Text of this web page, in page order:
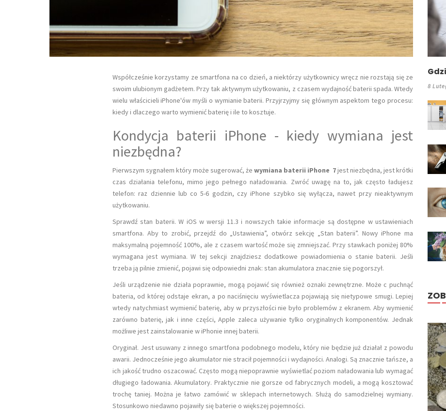
Współcześnie korzystamy ze smartfona na co dzień, a niektórzy użytkownicy wręcz nie rozstają się ze
swoim ulubionym gadżetem. Przy tak aktywnym użytkowaniu, z czasem wydajność baterii spada. Wtedy
wielu właścicieli iPhone'ów myśli o wymianie baterii. Przyjrzyjmy się głównym aspektom tego procesu:
kiedy i dlaczego warto wymienić baterię i ile to kosztuje.
Kondycja baterii iPhone - kiedy wymiana jest
niezbędna?
Pierwszym sygnałem który może sugerować, że wymiana baterii iPhone 7jest niezbędna, jest krótki
czas działania telefonu, mimo jego pełnego naładowania. Zwróć uwagę na to, jak często ładujesz
telefon: raz dziennie lub co 5-6 godzin, czy iPhone szybko się wyłącza, nawet przy nieaktywnym
użytkowaniu.
Sprawdź stan baterii. W iOS w wersji 11.3 i nowszych takie informacje są dostępne w ustawieniach
smartfona. Aby to zrobić, przejdź do „Ustawienia”, otwórz sekcję „Stan baterii”. Nowy iPhone ma
maksymalną pojemność 100%, ale z czasem wartość może się zmniejszać. Przy stawkach poniżej 80%
wymagana jest wymiana. W tej sekcji znajdziesz dodatkowe powiadomienia o stanie baterii. Jeśli
trzeba ją pilnie zmienić, pojawi się odpowiedni znak: stan akumulatora znacznie się pogorszył.
Jeśli urządzenie nie działa poprawnie, mogą pojawić się również oznaki zewnętrzne. Może c puchnąć
bateria, od której odstaje ekran, a po naciśnięciu wyświetlacza pojawiają się nietypowe smugi. Lepiej
wtedy natychmiast wymienić baterię, aby w przyszłości nie było problemów z ekranem. Aby wymienić
zarówno baterię, jak i inne części, Apple zaleca używanie tylko oryginalnych komponentów. Jednak
możliwe jest zainstalowanie w iPhonie innej baterii.
Oryginał. Jest usuwany z innego smartfona podobnego modelu, który nie będzie już działał z powodu
awarii. Jednocześnie jego akumulator nie stracił pojemności i wydajności. Analogi. Są znacznie tańsze, a
ich jakość trudno oszacować. Często mogą niepoprawnie wyświetlać poziom naładowania lub wymagać
długiego ładowania. Akumulatory. Praktycznie nie gorsze od fabrycznych modeli, a mogą kosztować
trochę taniej. Można je łatwo zamówić w sklepach internetowych. Służą do samodzielnej wymiany.
Stosunkowo niedawno pojawiły się baterie o większej pojemności.
8